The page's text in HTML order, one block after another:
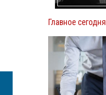
Главное сегодня